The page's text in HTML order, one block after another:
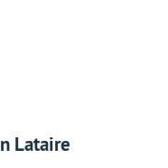
Lataire